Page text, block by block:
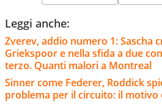
Leggi anche:
Zverev, addio numero 1: Sascha
Griekspoor e nella sfida a due
terzo. Quanti malori a Montreal
Sinner come Federer, Roddick
problema per il circuito: il